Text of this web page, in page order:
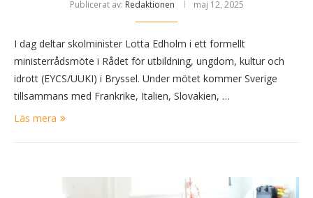
Publicerat av: Redaktionen maj 12, 2025
I dag deltar skolminister Lotta Edholm i ett formellt
ministerrådsmöte i Rådet för utbildning, ungdom, kultur och
idrott (EYCS/UUKI) i Bryssel. Under mötet kommer Sverige
tillsammans med Frankrike, Italien, Slovakien, …
Läs mera